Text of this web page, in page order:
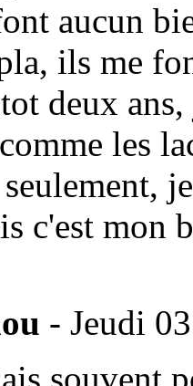
aucun
ils me
deux
les
c'est mon
- Jeudi